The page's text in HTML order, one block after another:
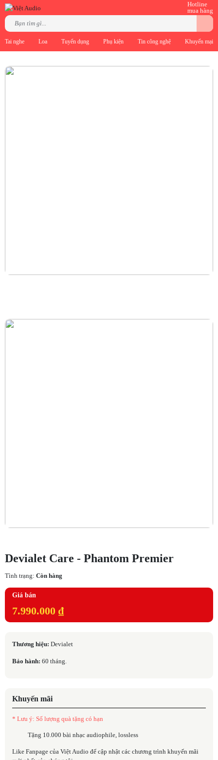
Hotline
mua hàng
Tai nghe Loa Tuyển dụng Phụ kiện Tin công nghệ Khuyến mại
Devialet Care - Phantom Premier
Tình trạng: Còn hàng
Giá bán
7.990.000 ₫
Thương hiệu: Devialet
Bảo hành: 60 tháng.
Khuyến mãi
* Lưu ý: Số lượng quà tặng có hạn
Tặng 10.000 bài nhạc audiophile, lossless
Like Fanpage của Việt Audio để cập nhật các chương trình khuyến mãi